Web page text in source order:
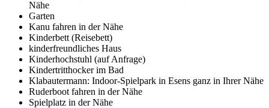
Nähe
Garten
Kanu fahren in der Nähe
Kinderbett (Reisebett)
kinderfreundliches Haus
Kinderhochstuhl (auf Anfrage)
Kindertritthocker im Bad
Klabautermann: Indoor-Spielpark in Esens ganz in Ihrer Nähe
Ruderboot fahren in der Nähe
Spielplatz in der Nähe